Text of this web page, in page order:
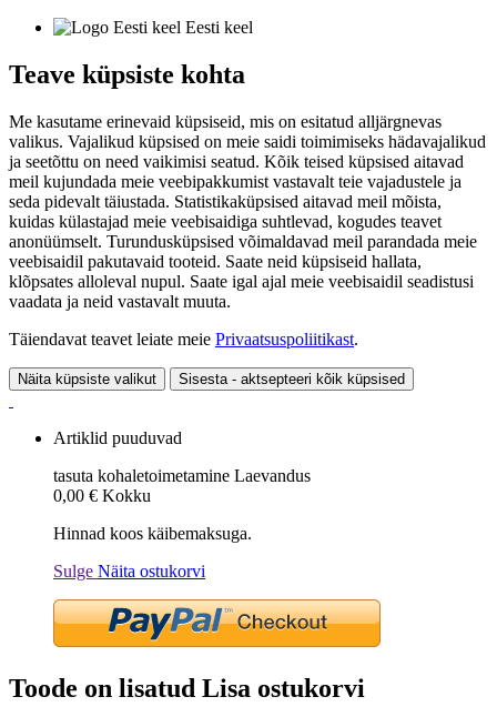
Eesti keel
Teave küpsiste kohta
Me kasutame erinevaid küpsiseid, mis on esitatud alljärgnevas
valikus. Vajalikud küpsised on meie saidi toimimiseks hädavajalikud
ja seetõttu on need vaikimisi seatud. Kõik teised küpsised aitavad
meil kujundada meie veebipakkumist vastavalt teie vajadustele ja
seda pidevalt täiustada. Statistikaküpsised aitavad meil mõista,
kuidas külastajad meie veebisaidiga suhtlevad, kogudes teavet
anonüümselt. Turundusküpsised võimaldavad meil parandada meie
veebisaidil pakutavaid tooteid. Saate neid küpsiseid hallata,
klõpsates alloleval nupul. Saate igal ajal meie veebisaidil seadistusi
vaadata ja neid vastavalt muuta.
Täiendavat teavet leiate meie Privaatsuspoliitikast.
Näita küpsiste valikut Sisesta - aktsepteeri kõik küpsised
Artiklid puuduvad
tasuta kohaletoimetamine Laevandus
0,00 € Kokku
Hinnad koos käibemaksuga.
Sulge Näita ostukorvi
Toode on lisatud Lisa ostukorvi